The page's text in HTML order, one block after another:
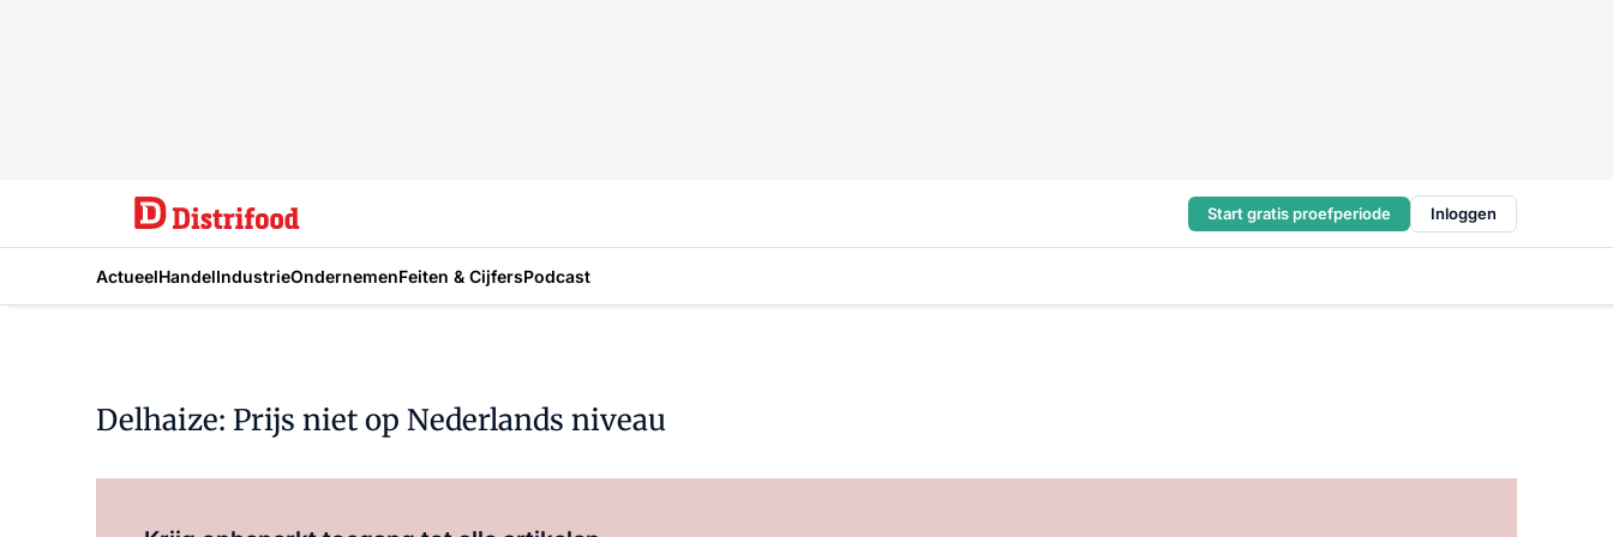
Start gratis proefperiode Inloggen
ActueelHandelIndustrieOndernemenFeiten & CijfersPodcast
Delhaize: Prijs niet op Nederlands niveau